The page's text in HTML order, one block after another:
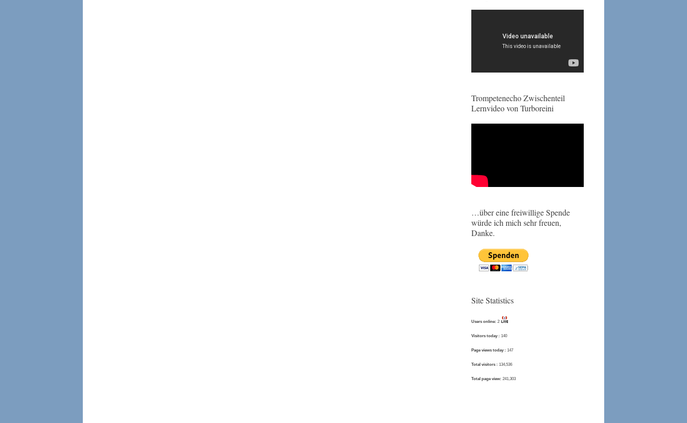
Trompetenecho Zwischenteil
Lernvideo von Turboreini
…über eine freiwillige Spende
würde ich mich sehr freuen,
Danke.
Site Statistics
Users online: 2
Visitors today : 140
Page views today : 147
Total visitors : 134,536
Total page view: 241,303